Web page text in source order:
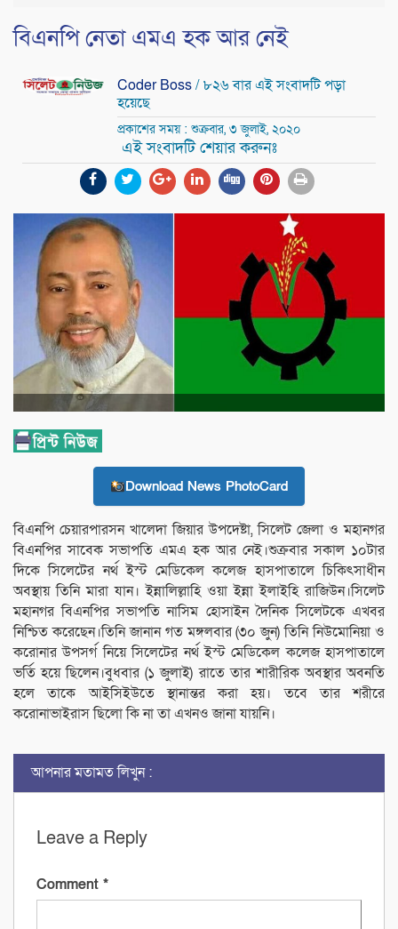
বিএনপি নেতা এমএ হক আর নেই
Coder Boss/ ৮২৬ বার এই সংবাদটি পড়া
হয়েছে
প্রকাশের সময় : শুক্রবার, ৩ জুলাই, ২০২০
এই সংবাদটি শেয়ার করুনঃ
Download News PhotoCard
বিএনপি চেয়ারপারসন খালেদা জিয়ার উপদেষ্টা, সিলেট জেলা ও মহানগর
বিএনপির সাবেক সভাপতি এমএ হক আর নেই।শুক্রবার সকাল ১০টার
দিকে সিলেটের নর্থ ইস্ট মেডিকেল কলেজ হাসপাতালে চিকিৎসাধীন
অবস্থায় তিনি মারা যান। ইন্নালিল্লাহি ওয়া ইন্না ইলাইহি রাজিউন।সিলেট
মহানগর বিএনপির সভাপতি নাসিম হোসাইন দৈনিক সিলেটকে এখবর
নিশ্চিত করেছেন।তিনি জানান গত মঙ্গলবার (৩০ জুন) তিনি নিউমোনিয়া ও
করোনার উপসর্গ নিয়ে সিলেটের নর্থ ইস্ট মেডিকেল কলেজ হাসপাতালে
ভর্তি হয়ে ছিলেন।বুধবার (১ জুলাই) রাতে তার শারীরিক অবস্থার অবনতি
হলে তাকে আইসিইউতে স্থানান্তর করা হয়। তবে তার শরীরে
করোনাভাইরাস ছিলো কি না তা এখনও জানা যায়নি।
আপনার মতামত লিখুন :
Leave a Reply
Comment *